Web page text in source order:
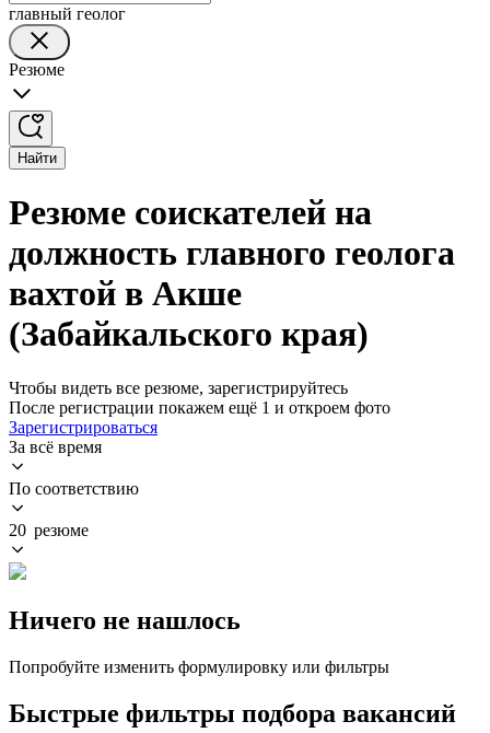
главный геолог
Резюме
Найти
Резюме соискателей на
должность главного геолога
вахтой в Акше
(Забайкальского края)
Чтобы видеть все резюме, зарегистрируйтесь
После регистрации покажем ещё 1 и откроем фото
Зарегистрироваться
За всё время
По соответствию
20 резюме
Ничего не нашлось
Попробуйте изменить формулировку или фильтры
Быстрые фильтры подбора вакансий